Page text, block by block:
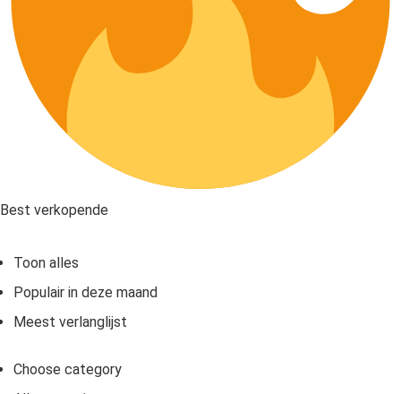
Best verkopende
Toon alles
Populair in deze maand
Meest verlanglijst
Choose category